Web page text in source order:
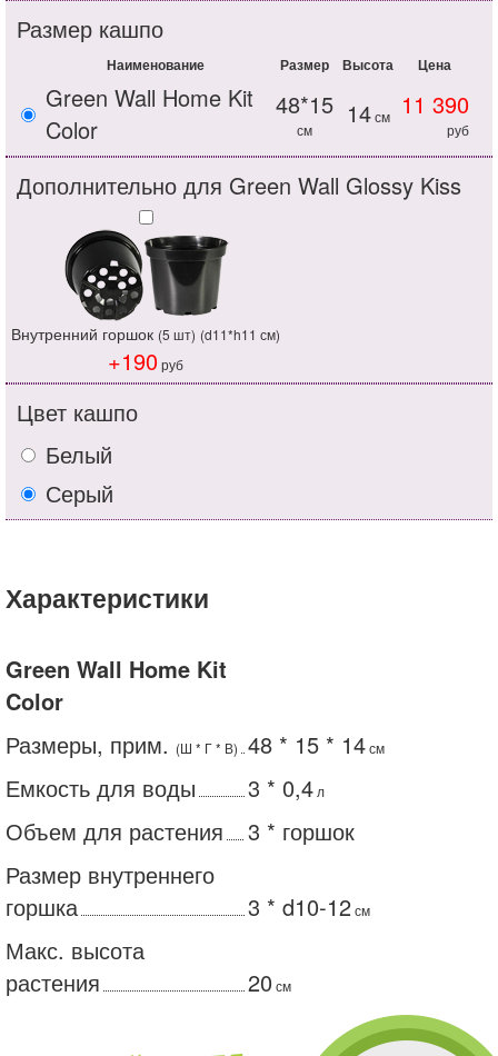
Размер кашпо
Наименование Размер Высота Цена
Green Wall Home Kit
Color
48*15
см
14см 11 390
руб
Дополнительно для Green Wall Glossy Kiss
Внутренний горшок (5 шт) (d11*h11 см)
+190руб
Цвет кашпо
Белый
Серый
Характеристики
Green Wall Home Kit
Color
Размеры, прим. (Ш * Г * В) 48 * 15 * 14см
Емкость для воды 3 * 0,4л
Объем для растения
3 * горшок
Размер внутреннего
горшка
3 * d10-12см
Макс. высота
растения
20 см